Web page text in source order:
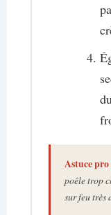
Astuce pro
poêle trop
sur feu très